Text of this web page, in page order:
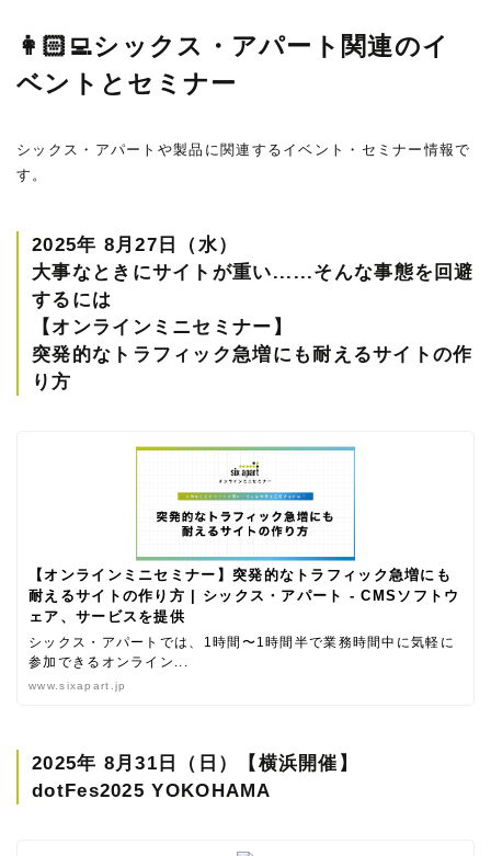
👩🏻‍💻シックス・アパート関連のイ
ベントとセミナー
シックス・アパートや製品に関連するイベント・セミナー情報で
す。
2025年 8月27日（水）
大事なときにサイトが重い......そんな事態を回避
するには
【オンラインミニセミナー】
突発的なトラフィック急増にも耐えるサイトの作
り方
【オンラインミニセミナー】突発的なトラフィック急増にも
耐えるサイトの作り方 | シックス・アパート - CMSソフトウ
ェア、サービスを提供
シックス・アパートでは、1時間〜1時間半で業務時間中に気軽に
参加できるオンライン...
www.sixapart.jp
2025年 8月31日（日）【横浜開催】
dotFes2025 YOKOHAMA